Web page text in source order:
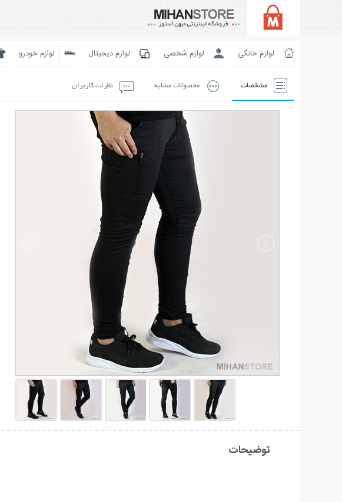
لوازم خانگی لوازم شخصی لوازم دیجیتال لوازم خودرو
مشخصات محصولات مشابه نظرات کاربران
توضیحات